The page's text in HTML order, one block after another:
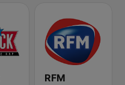
RFM